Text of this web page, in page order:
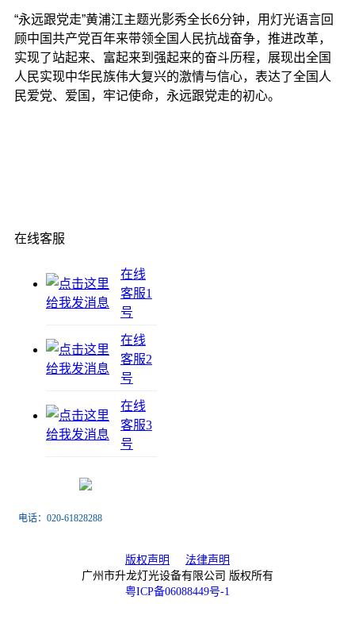
“永远跟党走”黄浦江主题光影秀全长6分钟，用灯光语言回
顾中国共产党百年来带领全国人民抗战奋争，推进改革，
实现了站起来、富起来到强起来的奋斗历程，展现出全国
人民实现中华民族伟大复兴的激情与信心，表达了全国人
民爱党、爱国，牢记使命，永远跟党走的初心。
在线客服
在线
客服1
号
在线
客服2
号
在线
客服3
号
电话：020-61828288
版权声明
法律声明
广州市升龙灯光设备有限公司 版权所有
粤ICP备06088449号-1